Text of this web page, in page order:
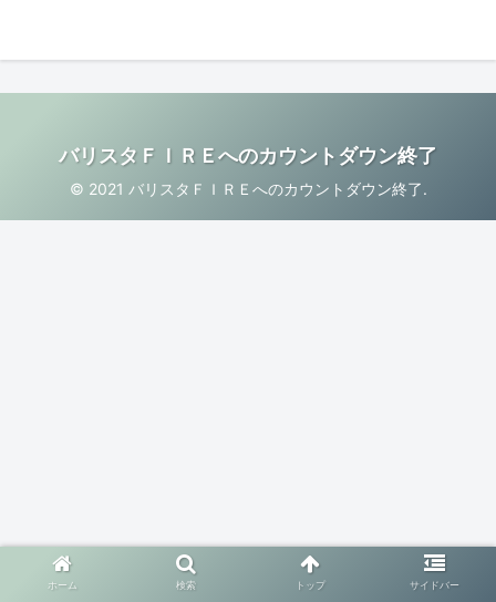
バリスタＦＩＲＥへのカウントダウン終了
© 2021 バリスタＦＩＲＥへのカウントダウン終了.
ホーム 検索 トップ サイドバー